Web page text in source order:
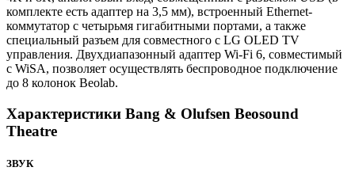
комплекте есть адаптер на 3,5 мм), встроенный Ethernet-
коммутатор с четырьмя гигабитными портами, а также
специальный разъем для совместного c LG OLED TV
управления. Двухдиапазонный адаптер Wi-Fi 6, совместимый
с WiSA, позволяет осуществлять беспроводное подключение
до 8 колонок Beolab.
Характеристики Bang & Olufsen Beosound
Theatre
ЗВУК